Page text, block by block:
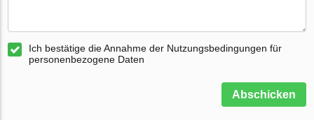
Ich bestätige die Annahme der Nutzungsbedingungen für
personenbezogene Daten
Abschicken